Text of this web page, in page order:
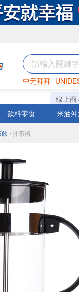
中元拜拜
罐頭 咖
線上商
飲料零食 米油
/ 沖茶器